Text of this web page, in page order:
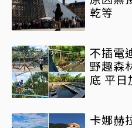
乾等
不插電
野趣森
底 平日
450個
卡娜赫